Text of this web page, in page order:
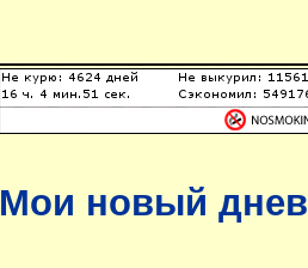
Мои новый